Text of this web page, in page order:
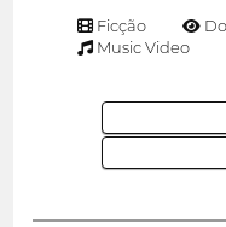
Ficção
Music Video